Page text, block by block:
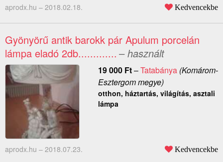
aprodx.hu – 2018.02.18. Kedvencekbe
Gyönyörű antik barokk pár Apulum porcelán
lámpa eladó 2db............. – használt
19 000 Ft–Tatabánya(Komárom-
Esztergom megye)
otthon, háztartás, világítás, asztali
lámpa
aprodx.hu – 2018.07.23. Kedvencekbe